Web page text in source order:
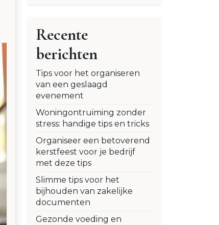
Recente
berichten
Tips voor het organiseren
van een geslaagd
evenement
Woningontruiming zonder
stress: handige tips en tricks
Organiseer een betoverend
kerstfeest voor je bedrijf
met deze tips
Slimme tips voor het
bijhouden van zakelijke
documenten
Gezonde voeding en